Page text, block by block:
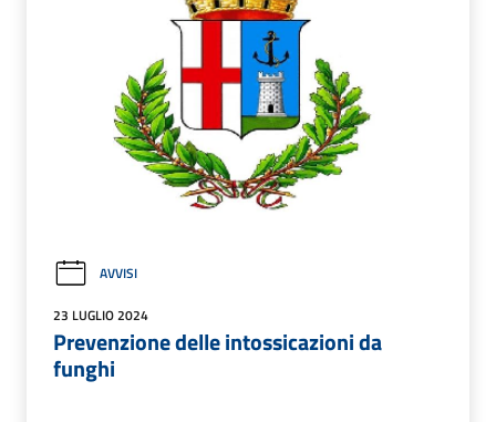
AVVISI
23 LUGLIO 2024
Prevenzione delle intossicazioni da
funghi